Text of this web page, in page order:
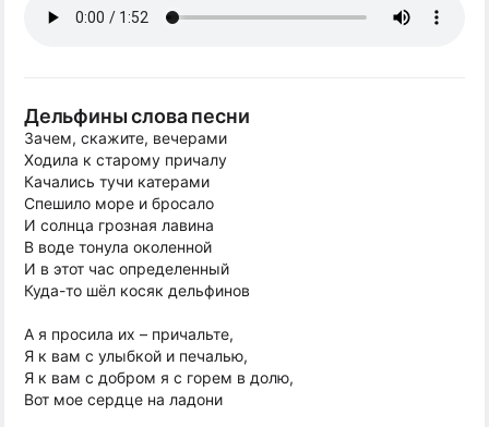
Дельфины слова песни
Зачем, скажите, вечерами
Ходила к старому причалу
Качались тучи катерами
Спешило море и бросало
И солнца грозная лавина
В воде тонула околенной
И в этот час определенный
Куда-то шёл косяк дельфинов
А я просила их – причальте,
Я к вам с улыбкой и печалью,
Я к вам с добром я с горем в долю,
Вот мое сердце на ладони